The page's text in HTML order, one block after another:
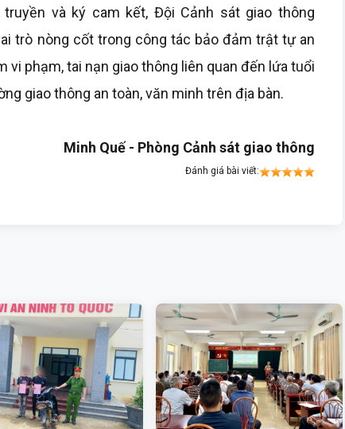
và ký cam kết, Đội Cảnh sát giao thông
trò nòng cốt trong công tác bảo đảm trật tự an
vi phạm, tai nạn giao thông liên quan đến lứa tuổi
giao thông an toàn, văn minh trên địa bàn.
Minh Quế - Phòng Cảnh sát giao thông
Đánh giá bài viết: